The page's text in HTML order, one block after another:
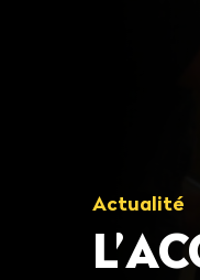
Actualité